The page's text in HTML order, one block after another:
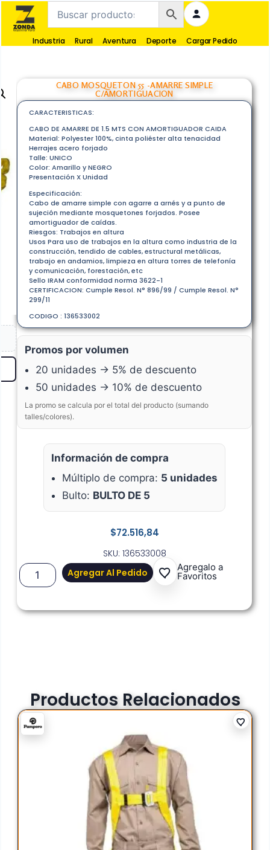
Industria Rural Aventura Deporte Cargar Pedido
CABO MOSQUETON 55 -AMARRE SIMPLE
C/AMORTIGUACION
$72.516,84
CARACTERISTICAS:
CABO DE AMARRE DE 1.5 MTS CON AMORTIGUADOR CAIDA
Material: Polyester 100%, cinta poliéster alta tenacidad
Herrajes acero forjado
Talle: UNICO
Color: Amarillo y NEGRO
Presentación X Unidad
Especificación:
Cabo de amarre simple con agarre a arnés y a punto de
sujeción mediante mosquetones forjados. Posee
amortiguador de caídas.
Riesgos: Trabajos en altura
Usos Para uso de trabajos en la altura como industria de la
construcción, tendido de cables, estructural metálicas,
trabajo en andamios, limpieza en altura torres de telefonía
y comunicación, forestación, etc
Sello IRAM conformidad norma 3622-1
CERTIFICACION: Cumple Resol. N° 896/99 / Cumple Resol. N°
299/11
CODIGO : 136533002
SKU: 136533008
Agregar Al Pedido
Agregalo a
Favoritos
Promos por volumen
20 unidades → 5% de descuento
50 unidades → 10% de descuento
La promo se calcula por el total del producto (sumando
talles/colores).
Información de compra
Múltiplo de compra: 5 unidades
Bulto: BULTO DE 5
Productos Relacionados